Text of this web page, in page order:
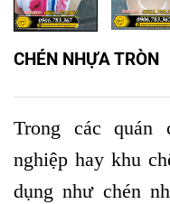
CHÉN NHỰA TRÒN
Trong các quán
nghiệp hay khu
dụng như chén